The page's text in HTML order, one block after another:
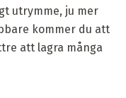
utrymme, ju mer
kommer du att
att lagra många